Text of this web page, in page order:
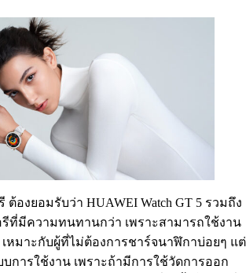
องยอมรับว่า HUAWEI Watch GT 5 รวมถึง
รีที่มีความทนทานกว่า เพราะสามารถใช้งาน
เหมาะกับผู้ที่ไม่ต้องการชาร์จนาฬิกาบ่อยๆ แต่
การใช้งาน เพราะถ้ามีการใช้วัดการออก